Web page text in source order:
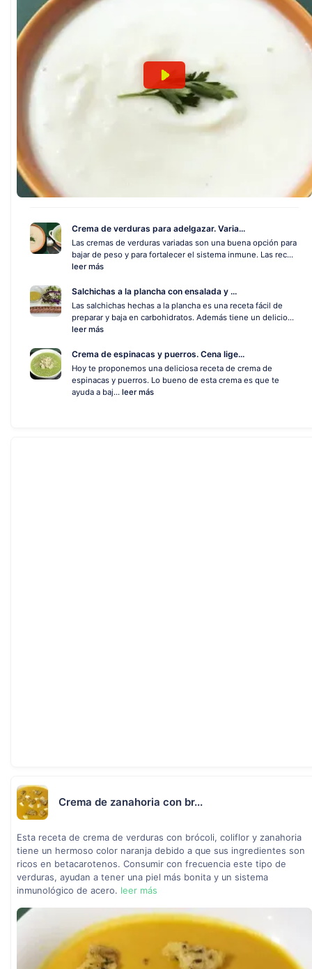
Crema de verduras para adelgazar. Varia...
Las cremas de verduras variadas son una buena opción para
bajar de peso y para fortalecer el sistema inmune. Las rec...
leer más
Salchichas a la plancha con ensalada y ...
Las salchichas hechas a la plancha es una receta fácil de
preparar y baja en carbohidratos. Además tiene un delicio...
leer más
Crema de espinacas y puerros. Cena lige...
Hoy te proponemos una deliciosa receta de crema de
espinacas y puerros. Lo bueno de esta crema es que te
ayuda a baj... leer más
Crema de zanahoria con br...
Esta receta de crema de verduras con brócoli, coliflor y zanahoria
tiene un hermoso color naranja debido a que sus ingredientes son
ricos en betacarotenos. Consumir con frecuencia este tipo de
verduras, ayudan a tener una piel más bonita y un sistema
inmunológico de acero. leer más